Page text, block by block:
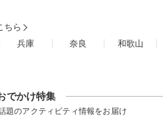
ちら
兵庫 奈良
和歌山
でかけ特集
題のアクティビティ情報をお届け